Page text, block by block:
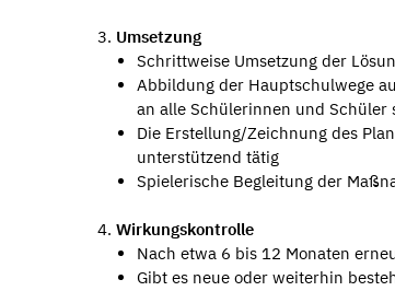
Umsetzung
Schrittweise Umsetzung der
Abbildung der Hauptschulwege
an alle Schülerinnen und Schüler
Die Erstellung/Zeichnung des
unterstützend tätig
Spielerische Begleitung der
Wirkungskontrolle
Nach etwa 6 bis 12 Monaten
Gibt es neue oder weiterhin